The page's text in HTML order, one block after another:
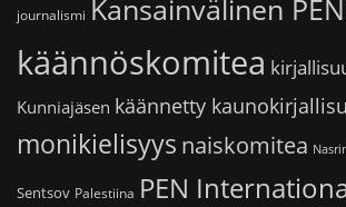
journalismi Kansainvälinen PEN
käännöskomitea
Kunniajäsen käännetty
monikielisyys naiskomitea
Sentsov Palestiina PEN